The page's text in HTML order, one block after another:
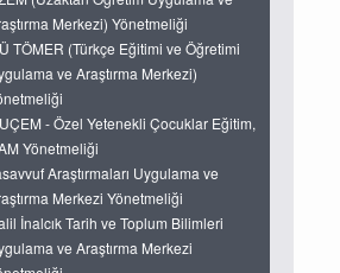
Merkezi) Yönetmeliği
TÖMER (Türkçe Eğitimi ve Öğretimi
ve Araştırma Merkezi)
- Özel Yetenekli Çocuklar Eğitim,
Yönetmeliği
Araştırmaları Uygulama ve
Merkezi Yönetmeliği
İnalcık Tarih ve Toplum Bilimleri
ve Araştırma Merkezi